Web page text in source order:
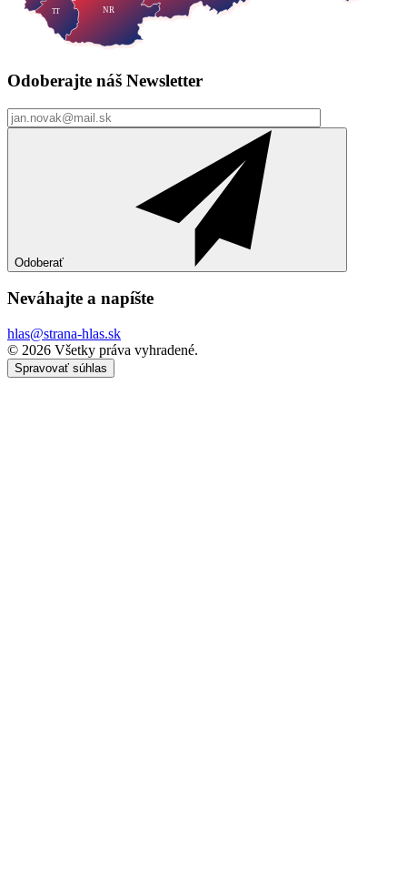
TT NR
Odoberajte náš Newsletter
Odoberať
Neváhajte a napíšte
hlas@strana-hlas.sk
©️ 2026 Všetky práva vyhradené.
Spravovať súhlas